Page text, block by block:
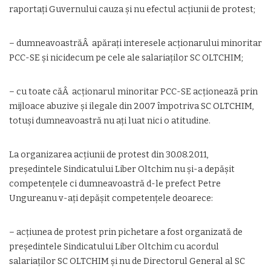
raportați Guvernului cauza și nu efectul acțiunii de protest;
– dumneavoastrăÂ apărați interesele acționarului minoritar
PCC-SE și nicidecum pe cele ale salariaților SC OLTCHIM;
– cu toate căÂ acționarul minoritar PCC-SE acționează prin
mijloace abuzive și ilegale din 2007 împotriva SC OLTCHIM,
totuși dumneavoastră nu ați luat nici o atitudine.
La organizarea acțiunii de protest din 30.08.2011,
președintele Sindicatului Liber Oltchim nu și-a depășit
competențele ci dumneavoastră d-le prefect Petre
Ungureanu v-ați depășit competențele deoarece:
– acțiunea de protest prin pichetare a fost organizată de
președintele Sindicatului Liber Oltchim cu acordul
salariaților SC OLTCHIM și nu de Directorul General al SC